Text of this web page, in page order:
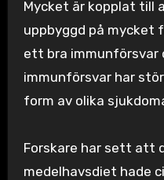
Mycket är kopplat till
uppbyggd på mycket
ett bra immunförsvar
immunförsvar har
form av olika
Forskare har sett att
medelhavsdiet hade